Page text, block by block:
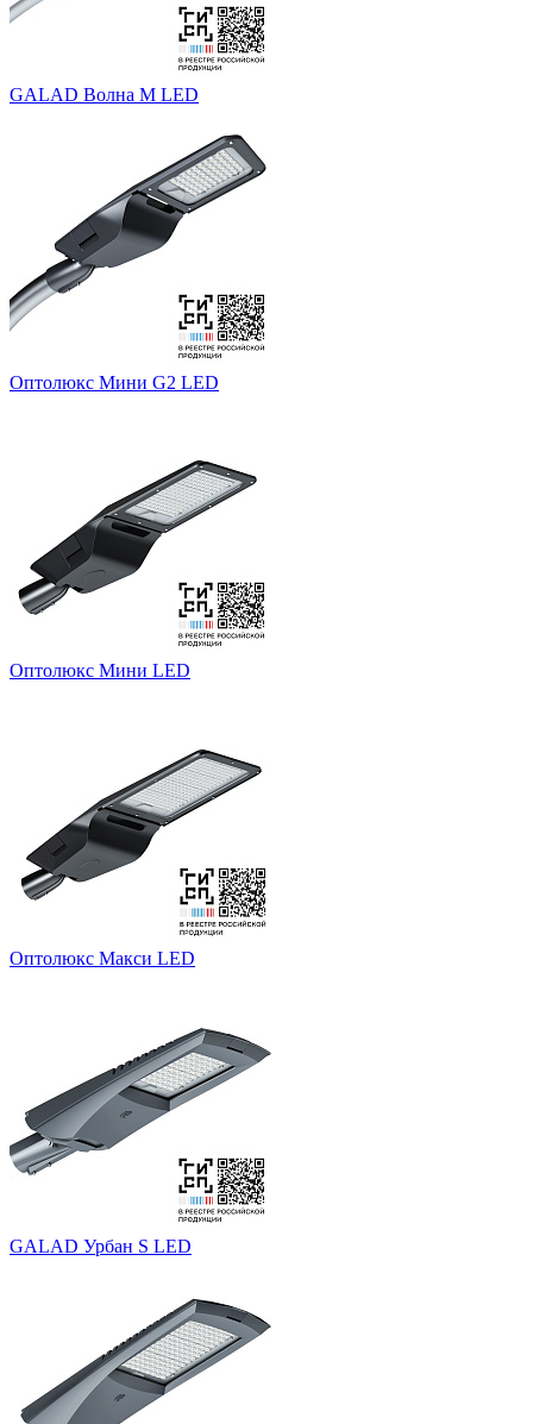
GALAD Волна M LED
Оптолюкс Мини G2 LED
Оптолюкс Мини LED
Оптолюкс Макси LED
GALAD Урбан S LED